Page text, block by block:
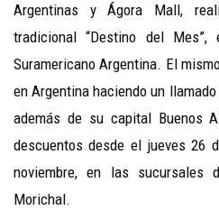
Argentinas y Ágora Mall,
tradicional “Destino del
Suramericano Argentina. El
en Argentina haciendo un
además de su capital Buenos
descuentos desde el jueves 26
noviembre, en las
Morichal.